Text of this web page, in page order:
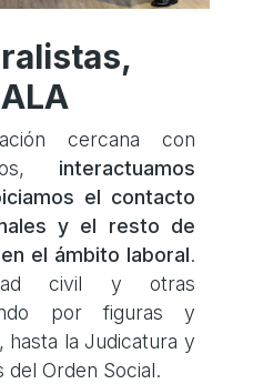
cercana con
interactuamos
el contacto
y el resto de
el ámbito laboral.
civil y otras
por figuras y
hasta la Judicatura y
del Orden Social.